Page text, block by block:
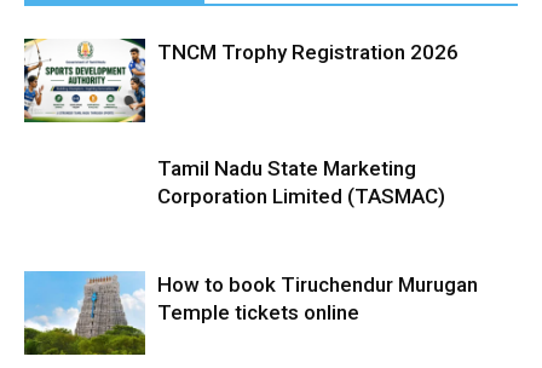
TNCM Trophy Registration 2026
Tamil Nadu State Marketing
Corporation Limited (TASMAC)
How to book Tiruchendur Murugan
Temple tickets online